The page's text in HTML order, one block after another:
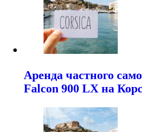
Аренда частного
Falcon 900 LX на